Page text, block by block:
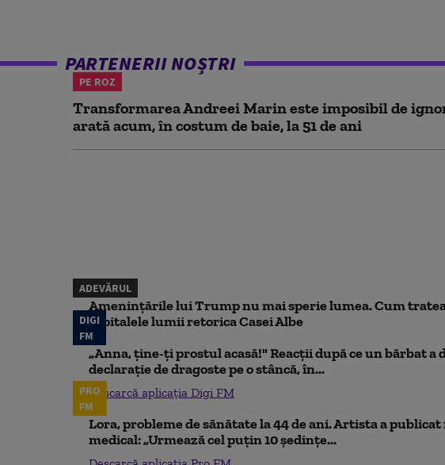
PARTENERII NOȘTRI
PE ROZ
Transformarea Andreei Marin este imposibil de
arată acum, în costum de baie, la 51 de ani
ADEVĂRUL
Amenințările lui Trump nu mai sperie lumea. Cum
capitalele lumii retorica Casei Albe
DIGI
FM
„Anna, ţine-ţi prostul acasă!" Reacţii după ce un bărbat a
declaraţie de dragoste pe o stâncă, în...
Descarcă aplicația Digi FM
PRO
FM
Lora, probleme de sănătate la 44 de ani. Artista a
medical: „Urmează cel puțin 10 ședințe...